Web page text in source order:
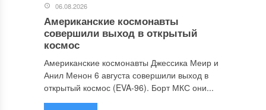
06.08.2026
Американские космонавты
совершили выход в открытый
космос
Американские космонавты Джессика Меир и
Анил Менон 6 августа совершили выход в
открытый космос (EVA-96). Борт МКС они...